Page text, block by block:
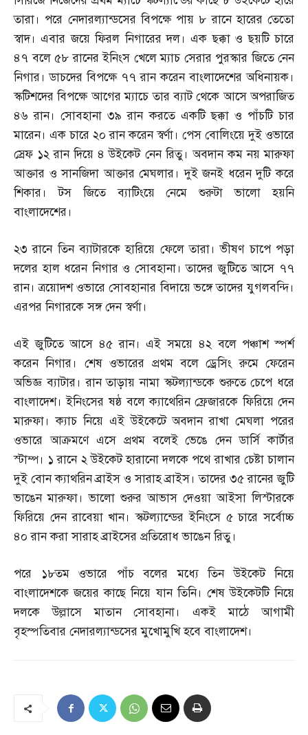
তারা। পরে নেদারল্যান্ডসের বিপক্ষে পায় ৮ রানে হারের তেতো
স্বাদ। এবার জয়ে ফিরল নিগারের দল। এক ছক্কা ও ছয়টি চারে
৪৭ বলে ৫৮ রানের ইনিংস খেলে ম্যাচ সেরার পুরস্কার জিতে নেন
নিগার। ডাচদের বিপক্ষে ৭৭ রান করেন বাংলাদেশের অধিনায়ক।
স্কটিশদের বিপক্ষে আগের ম্যাচে তার ব্যাট থেকে আসে অপরাজিত
৪৬ রান। সোবহানা ৩৯ রান করতে একটি ছক্কা ও পাঁচটি চার
মারেন। এক চারে ২০ রান করেন স্বর্ণা। পেস বোলিংয়ে দুই ওভারে
স্রেফ ১২ রান দিয়ে ৪ উইকেট নেন রিতু। অবদান কম নয় মারুফা
আক্তার ও সানজিদা আক্তার মেঘলার। দুই জনই ধরেন দুটি করে
শিকার। টস জিতে ব্যাটিংয়ে নেমে শুরুটা ভালো হয়নি
বাংলাদেশের।
২৩ রানে তিন ব্যাটারকে হারিয়ে ফেলে তারা। ভীষণ চাপে পড়া
দলের হাল ধরেন নিগার ও সোবহানা। তাদের জুটিতে আসে ৭৭
রান। ত্রয়োদশ ওভারে সোবহানার বিদায়ে ভঙ্গে তাদের যুগলবন্দি।
এরপর নিগারকে সঙ্গ দেন স্বর্ণা।
এই জুটিতে আসে ৪৫ রান। এই সময়ে ৪২ বলে পঞ্চাশ স্পর্শ
করেন নিগার। শেষ ওভারের প্রথম বলে ড্রেসিং রুমে ফেরেন
অভিজ্ঞ ব্যাটার। রান তাড়ায় নামা স্কটল্যান্ডকে শুরুতে চেপে ধরে
বাংলাদেশ। ইনিংসের ষষ্ঠ বলে ক্যাথেরিন ফ্রেজারকে ফিরিয়ে দেন
মারুফা। ক্যাচ নিয়ে এই উইকেটে অবদান রাখা মেঘলা পরের
ওভারে আক্রমণে এসে প্রথম বলেই ভেঙে দেন ডার্সি কার্টার
স্টাম্প। ১ রানে ২ উইকেট হারানো দলকে পথে রাখার চেষ্টা চালান
দুই বোন ক্যাথরিন ব্রাইস ও সারাহ ব্রাইস। তাদের ৩৫ রানের জুটি
ভাঙেন মারুফা। ভালো শুরুর আভাস দেওয়া আইসা লিস্টারকে
ফিরিয়ে দেন রাবেয়া খান। স্কটল্যান্ডের ইনিংসে ৫ চারে সর্বোচ্চ
৪০ রান করা সারাহ ব্রাইসের প্রতিরোধ ভাঙেন রিতু।
পরে ১৮তম ওভারে পাঁচ বলের মধ্যে তিন উইকেট নিয়ে
বাংলাদেশকে জয়ের কাছে নিয়ে যান তিনি। শেষ উইকেটটি নিয়ে
দলকে উল্লাসে মাতান সোবহানা। একই মাঠে আগামী
বৃহস্পতিবার নেদারল্যান্ডসের মুখোমুখি হবে বাংলাদেশ।